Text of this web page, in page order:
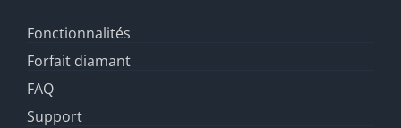
Fonctionnalités
Forfait diamant
FAQ
Support